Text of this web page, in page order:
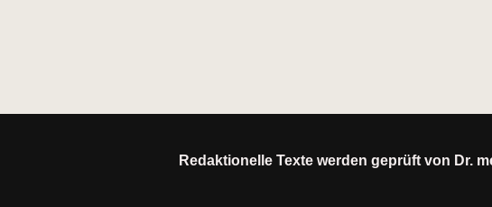
Redaktionelle Texte werden geprüft von Dr.